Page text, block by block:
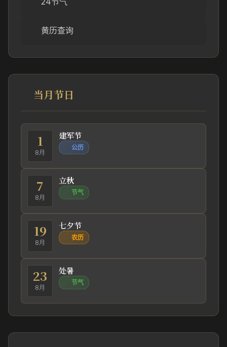
黄历查询
当月节日
1
8月
建军节
公历
7
8月
立秋
节气
19
8月
七夕节
农历
23
8月
处暑
节气